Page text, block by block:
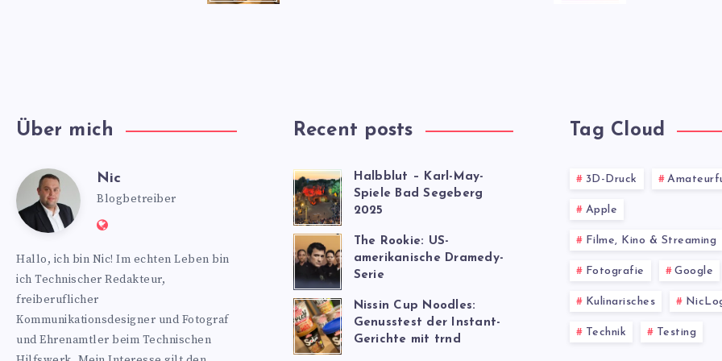
Über mich
Nic Nic
Blogbetreiber
Website:
Hallo, ich bin Nic! Im echten Leben bin
ich Technischer Redakteur,
freiberuflicher
Kommunikationsdesigner und Fotograf
und Ehrenamtler beim Technischen
Recent posts
Halbblut – Karl-May-
Spiele Bad Segeberg
2025
The Rookie: US-
amerikanische Dramedy-
Serie
Nissin Cup Noodles:
Genusstest der Instant-
Gerichte mit trnd
Tag Cloud
3D-Druck
Apple
Filme, Kino & Streaming
Fotografie Google
Kulinarisches
Technik Testing